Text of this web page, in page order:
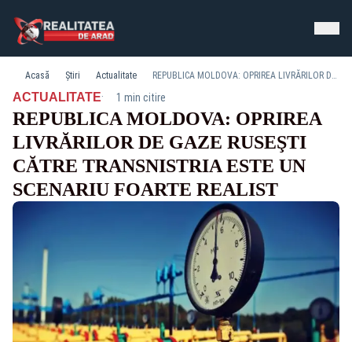
Acasă Știri Actualitate REPUBLICA MOLDOVA: OPRIREA LIVRĂRILOR DE GAZE RUSEŞTI CĂTRE TRANSNISTRIA ESTE UN SCENARIU FOARTE REALIST
ACTUALITATE· 1 min citire
REPUBLICA MOLDOVA: OPRIREA
LIVRĂRILOR DE GAZE RUSEŞTI
CĂTRE TRANSNISTRIA ESTE UN
SCENARIU FOARTE REALIST